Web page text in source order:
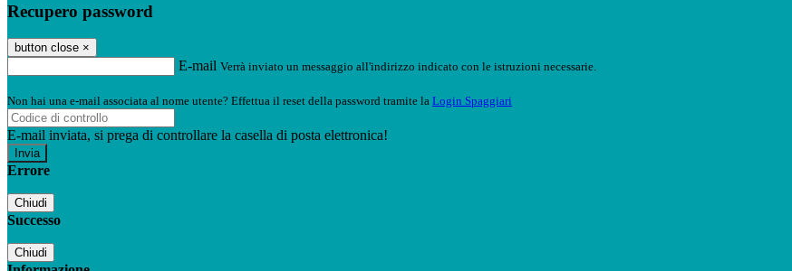
Recupero password
button close ×
E-mail Verrà inviato un messaggio all'indirizzo indicato con le istruzioni necessarie.
Non hai una e-mail associata al nome utente? Effettua il reset della password tramite la Login Spaggiari
E-mail inviata, si prega di controllare la casella di posta elettronica!
Errore
Chiudi
Successo
Chiudi